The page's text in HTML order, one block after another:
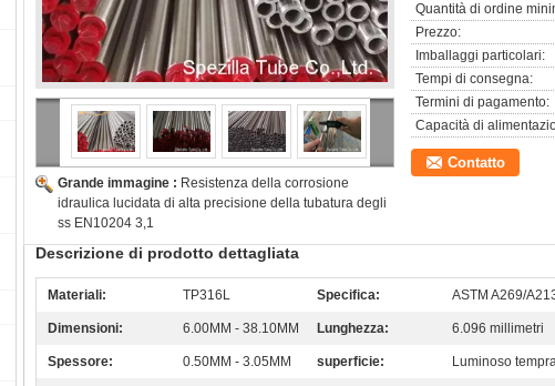
Grande immagine : Resistenza della corrosione
idraulica lucidata di alta precisione della tubatura degli
ss EN10204 3,1
Quantità di ordine
Prezzo:
Imballaggi particolari:
Tempi di consegna:
Termini di pagamento:
Capacità di
Contatto
Descrizione di prodotto dettagliata
Materiali: TP316L Specifica: ASTM A269/
Dimensioni: 6.00MM - 38.10MM Lunghezza: 6.096 millimetri
Spessore: 0.50MM - 3.05MM superficie: Luminoso